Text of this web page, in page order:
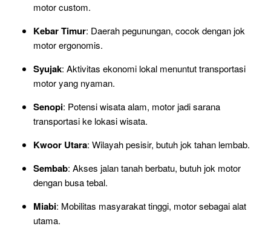
motor custom.
Kebar Timur: Daerah pegunungan, cocok dengan jok
motor ergonomis.
Syujak: Aktivitas ekonomi lokal menuntut transportasi
motor yang nyaman.
Senopi: Potensi wisata alam, motor jadi sarana
transportasi ke lokasi wisata.
Kwoor Utara: Wilayah pesisir, butuh jok tahan lembab.
Sembab: Akses jalan tanah berbatu, butuh jok motor
dengan busa tebal.
Miabi: Mobilitas masyarakat tinggi, motor sebagai alat
utama.